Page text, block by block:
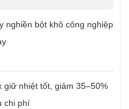
nghiền bột khô công nghiệp
giữ nhiệt tốt, giảm 35–50%
chi phí